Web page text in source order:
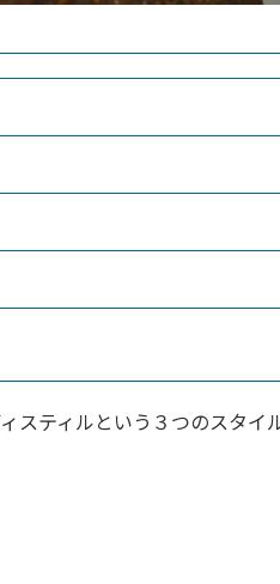
スティルという３つのスタイ